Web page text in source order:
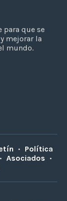
para que se
mejorar la
mundo.
• Política
• Asociados •